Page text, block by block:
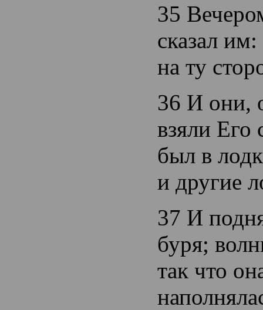
35
сказал
на ту
36 И они,
взяли Его
был в
и другие
37 И
буря;
так что